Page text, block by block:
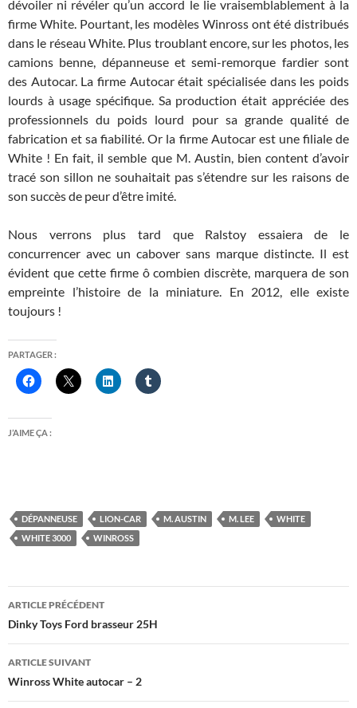
dévoiler ni révéler qu’un accord le lie vraisemblablement à la
firme White. Pourtant, les modèles Winross ont été distribués
dans le réseau White. Plus troublant encore, sur les photos, les
camions benne, dépanneuse et semi-remorque fardier sont
des Autocar. La firme Autocar était spécialisée dans les poids
lourds à usage spécifique. Sa production était appréciée des
professionnels du poids lourd pour sa grande qualité de
fabrication et sa fiabilité. Or la firme Autocar est une filiale de
White ! En fait, il semble que M. Austin, bien content d’avoir
tracé son sillon ne souhaitait pas s’étendre sur les raisons de
son succès de peur d’être imité.
Nous verrons plus tard que Ralstoy essaiera de le
concurrencer avec un cabover sans marque distincte. Il est
évident que cette firme ô combien discrète, marquera de son
empreinte l’histoire de la miniature. En 2012, elle existe
toujours !
PARTAGER :
J’AIME ÇA :
DÉPANNEUSE LION-CAR M. AUSTIN M. LEE
WHITE
WHITE 3000
WINROSS
Navigation
des
articles
ARTICLE PRÉCÉDENT
Dinky Toys Ford brasseur 25H
ARTICLE SUIVANT
Winross White autocar – 2